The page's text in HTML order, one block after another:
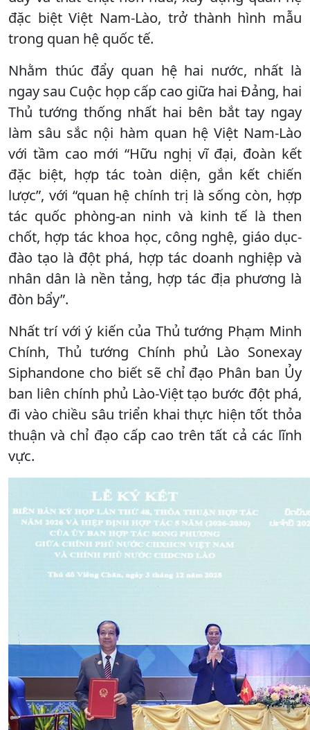
đặc biệt Việt Nam-Lào, trở thành hình mẫu
trong quan hệ quốc tế.
Nhằm thúc đẩy quan hệ hai nước, nhất là
ngay sau Cuộc họp cấp cao giữa hai Đảng, hai
Thủ tướng thống nhất hai bên bắt tay ngay
làm sâu sắc nội hàm quan hệ Việt Nam-Lào
với tầm cao mới “Hữu nghị vĩ đại, đoàn kết
đặc biệt, hợp tác toàn diện, gắn kết chiến
lược”, với “quan hệ chính trị là sống còn, hợp
tác quốc phòng-an ninh và kinh tế là then
chốt, hợp tác khoa học, công nghệ, giáo dục-
đào tạo là đột phá, hợp tác doanh nghiệp và
nhân dân là nền tảng, hợp tác địa phương là
đòn bẩy”.
Nhất trí với ý kiến của Thủ tướng Phạm Minh
Chính, Thủ tướng Chính phủ Lào Sonexay
Siphandone cho biết sẽ chỉ đạo Phân ban Ủy
ban liên chính phủ Lào-Việt tạo bước đột phá,
đi vào chiều sâu triển khai thực hiện tốt thỏa
thuận và chỉ đạo cấp cao trên tất cả các lĩnh
vực.